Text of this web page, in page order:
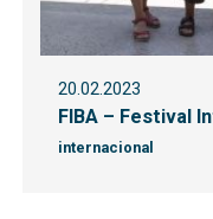
20.02.2023
FIBA – Festival
internacional